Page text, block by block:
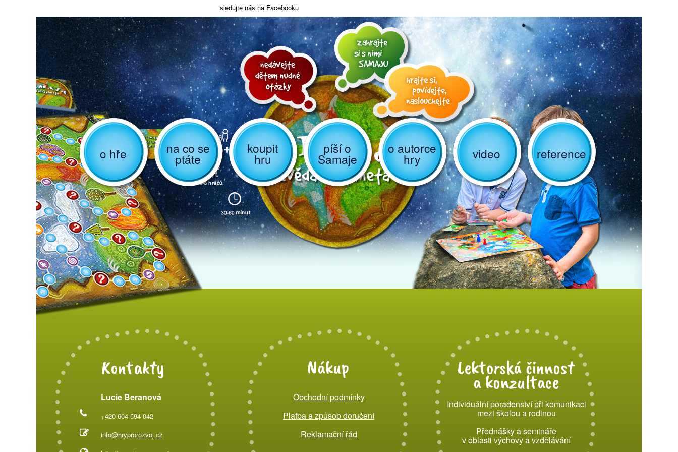
sledujte nás na Facebooku
o hře na co se
ptáte
koupit
hru
píší o
Samaje
o autorce
hry video reference
Kontakty
Lucie Beranová
+420 604 594 042
info@hryprorozvoj.cz
Nákup
Obchodní podmínky
Platba a způsob doručení
Reklamační řád
Lektorská činnost
a konzultace
Individuální poradenství při komunikaci
mezi školou a rodinou
Přednášky a semináře
v oblasti výchovy a vzdělávání